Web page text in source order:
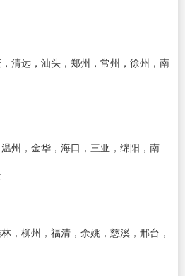
清远，汕头，郑州，常州，徐州，南
州，金华，海口，三亚，绵阳，南
，柳州，福清，余姚，慈溪，邢台，